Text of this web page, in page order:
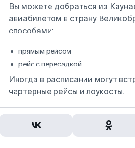
Вы можете добраться из
авиабилетом в страну
способами:
прямым рейсом
рейс с пересадкой
Иногда в расписании могут
чартерные рейсы и лоукосты.